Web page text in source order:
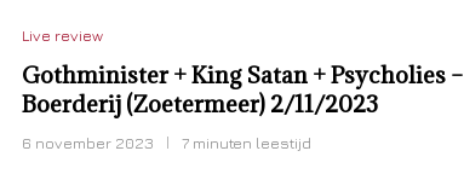
Live review
Gothminister + King Satan + Psycholies –
Boerderij (Zoetermeer) 2/11/2023
6 november 2023 7 minuten leestijd